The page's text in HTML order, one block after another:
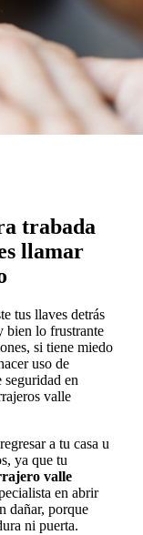
trabada
llamar
tus llaves detrás
bien lo frustrante
si tiene miedo
uso de
seguridad en
valle
a tu casa u
ya que tu
valle
en abrir
dañar, porque
ni puerta.